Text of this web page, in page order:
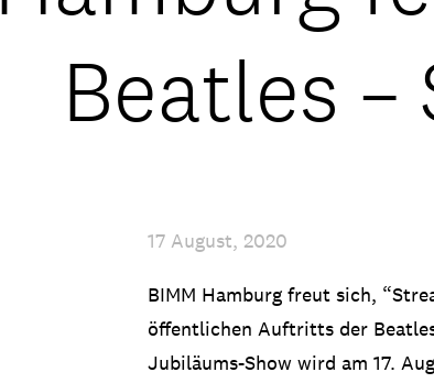
Beatles
17 August, 2020
BIMM Hamburg freut sich,
öffentlichen Auftritts der
Jubiläums-Show wird am 17.